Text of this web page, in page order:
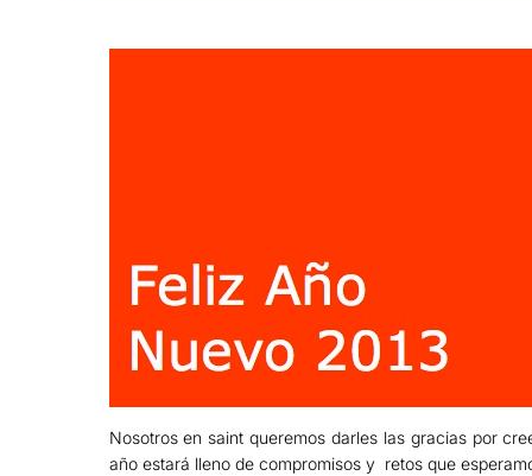
Nosotros en saint queremos darles las gracias por
año estará lleno de compromisos y retos que